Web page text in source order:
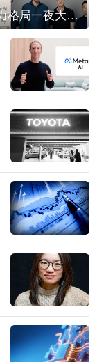
谷歌AI权力格局一夜大洗牌